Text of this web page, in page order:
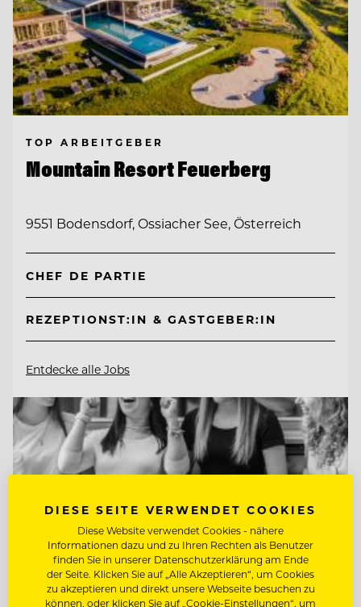
TOP ARBEITGEBER
Mountain Resort Feuerberg
9551 Bodensdorf, Ossiacher See, Österreich
CHEF DE PARTIE
REZEPTIONST:IN & GASTGEBER:IN
Entdecke alle Jobs
DIESE SEITE VERWENDET COOKIES
Diese Website verwendet Cookies - nähere
Informationen dazu und zu Ihren Rechten als Benutzer
finden Sie in unserer Datenschutzerklärung am Ende
der Seite. Klicken Sie auf „Alle Akzeptieren“, um Cookies
zu akzeptieren und direkt unsere Webseite besuchen zu
können, oder klicken Sie auf „Cookie-Einstellungen“, um